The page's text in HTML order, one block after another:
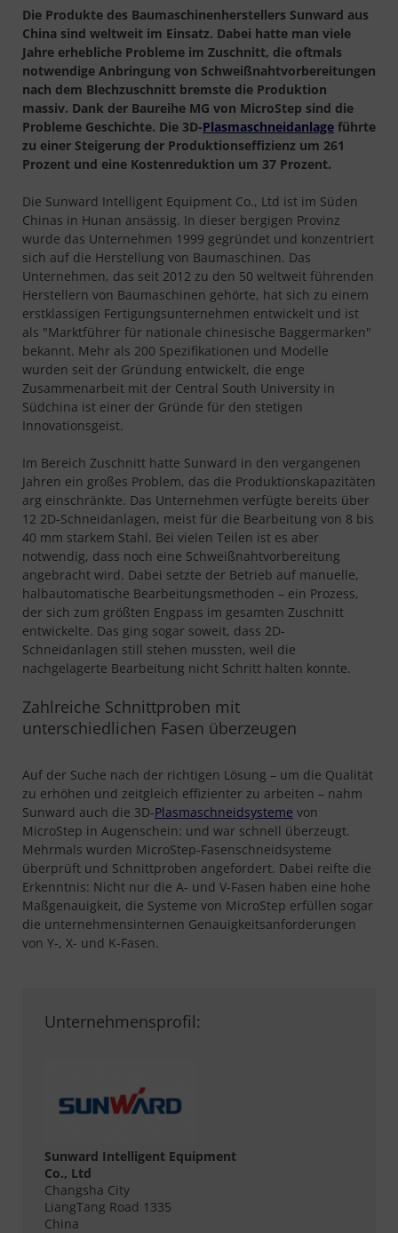
Unternehmensprofil:
Sunward Intelligent Equipment
Co., Ltd
Changsha City
LiangTang Road 1335
China
Die Produkte des Baumaschinenherstellers Sunward aus
China sind weltweit im Einsatz. Dabei hatte man viele
Jahre erhebliche Probleme im Zuschnitt, die oftmals
notwendige Anbringung von Schweißnahtvorbereitungen
nach dem Blechzuschnitt bremste die Produktion
massiv. Dank der Baureihe MG von MicroStep sind die
Probleme Geschichte. Die 3D-Plasmaschneidanlage führte
zu einer Steigerung der Produktionseffizienz um 261
Prozent und eine Kostenreduktion um 37 Prozent.
Die Sunward Intelligent Equipment Co., Ltd ist im Süden
Chinas in Hunan ansässig. In dieser bergigen Provinz
wurde das Unternehmen 1999 gegründet und konzentriert
sich auf die Herstellung von Baumaschinen. Das
Unternehmen, das seit 2012 zu den 50 weltweit führenden
Herstellern von Baumaschinen gehörte, hat sich zu einem
erstklassigen Fertigungsunternehmen entwickelt und ist
als "Marktführer für nationale chinesische Baggermarken"
bekannt. Mehr als 200 Spezifikationen und Modelle
wurden seit der Gründung entwickelt, die enge
Zusammenarbeit mit der Central South University in
Südchina ist einer der Gründe für den stetigen
Innovationsgeist.
Im Bereich Zuschnitt hatte Sunward in den vergangenen
Jahren ein großes Problem, das die Produktionskapazitäten
arg einschränkte. Das Unternehmen verfügte bereits über
12 2D-Schneidanlagen, meist für die Bearbeitung von 8 bis
40 mm starkem Stahl. Bei vielen Teilen ist es aber
notwendig, dass noch eine Schweißnahtvorbereitung
angebracht wird. Dabei setzte der Betrieb auf manuelle,
halbautomatische Bearbeitungsmethoden – ein Prozess,
der sich zum größten Engpass im gesamten Zuschnitt
entwickelte. Das ging sogar soweit, dass 2D-
Schneidanlagen still stehen mussten, weil die
nachgelagerte Bearbeitung nicht Schritt halten konnte.
Zahlreiche Schnittproben mit
unterschiedlichen Fasen überzeugen
Auf der Suche nach der richtigen Lösung – um die Qualität
zu erhöhen und zeitgleich effizienter zu arbeiten – nahm
Sunward auch die 3D-Plasmaschneidsysteme von
MicroStep in Augenschein: und war schnell überzeugt.
Mehrmals wurden MicroStep-Fasenschneidsysteme
überprüft und Schnittproben angefordert. Dabei reifte die
Erkenntnis: Nicht nur die A- und V-Fasen haben eine hohe
Maßgenauigkeit, die Systeme von MicroStep erfüllen sogar
die unternehmensinternen Genauigkeitsanforderungen
von Y-, X- und K-Fasen.